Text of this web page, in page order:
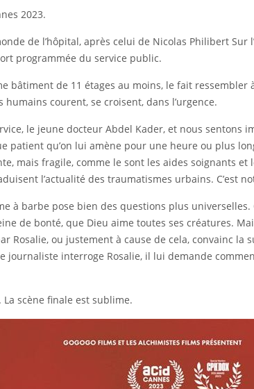
2023.
de l’hôpital, après celui de Nicolas Philibert
programmée du service public.
bâtiment de 11 étages au moins, le fait
courent, se croisent, dans l’urgence.
le jeune docteur Abdel Kader, et nous sentons
patient qu’on lui amène pour une heure ou plus
mais fragile, comme le sont les aides soignants
l’actualité des traumatismes urbains. C’est
à barbe pose bien des questions plus
de bonté, que Dieu aime toutes ses créatures.
ou justement à cause de cela, convainc la
interroge Rosalie, il lui demande
scène finale est sublime.